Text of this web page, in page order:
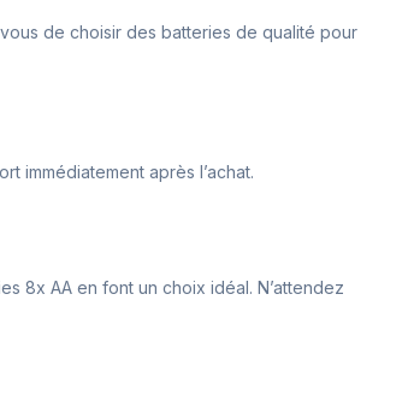
de choisir des batteries de qualité pour
immédiatement après l’achat.
8x AA en font un choix idéal. N’attendez